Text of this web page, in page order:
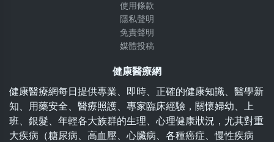
使用條款
隱私聲明
免責聲明
媒體投稿
健康醫療網
健康醫療網每日提供專業、即時、正確的健康知識、醫學新
知、用藥安全、醫療照護、專家臨床經驗，關懷婦幼、上
班、銀髮、年輕各大族群的生理、心理健康狀況，尤其對重
大疾病（糖尿病、高血壓、心臟病、各種癌症、慢性疾病